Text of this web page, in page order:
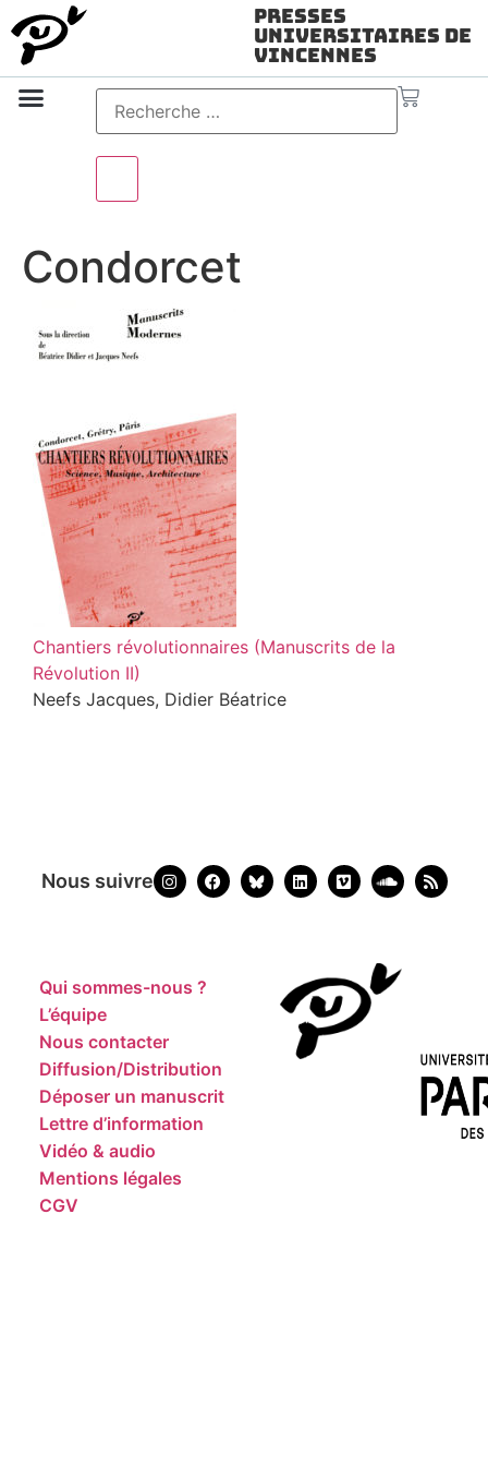
Presses
Universitaires de
Vincennes
Condorcet
Chantiers révolutionnaires (Manuscrits de la
Révolution II)
Neefs Jacques, Didier Béatrice
Nous suivre
Qui sommes-nous ?
L’équipe
Nous contacter
Diffusion/Distribution
Déposer un manuscrit
Lettre d’information
Vidéo & audio
Mentions légales
CGV